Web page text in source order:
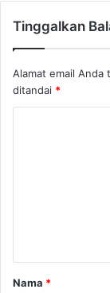
Tinggalkan
Alamat email Anda
ditandai *
a
r
Nama *